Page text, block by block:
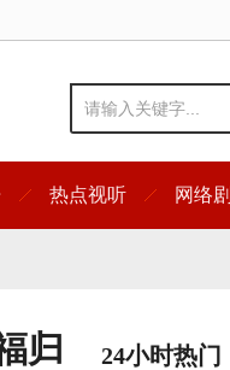
热点视听 网络剧
归
24小时热门